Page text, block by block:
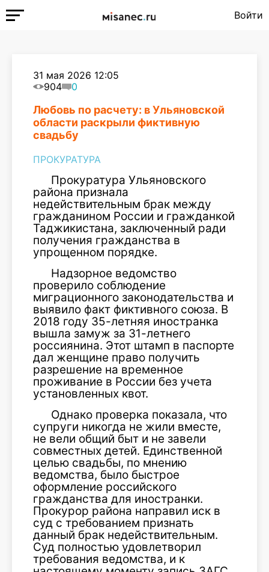
Войти
31 мая 2026 12:05
904
0
Любовь по расчету: в Ульяновской
области раскрыли фиктивную
свадьбу
ПРОКУРАТУРА
Прокуратура Ульяновского
района признала
недействительным брак между
гражданином России и гражданкой
Таджикистана, заключенный ради
получения гражданства в
упрощенном порядке.
Надзорное ведомство
проверило соблюдение
миграционного законодательства и
выявило факт фиктивного союза. В
2018 году 35-летняя иностранка
вышла замуж за 31-летнего
россиянина. Этот штамп в паспорте
дал женщине право получить
разрешение на временное
проживание в России без учета
установленных квот.
Однако проверка показала, что
супруги никогда не жили вместе,
не вели общий быт и не завели
совместных детей. Единственной
целью свадьбы, по мнению
ведомства, было быстрое
оформление российского
гражданства для иностранки.
Прокурор района направил иск в
суд с требованием признать
данный брак недействительным.
Суд полностью удовлетворил
требования ведомства, и к